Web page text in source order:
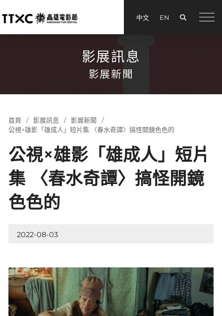
中文 EN
影展訊息
影展新聞
首頁 影展訊息
影展新聞
公視×雄影「雄成人」短片集 〈春水奇譚〉搞怪開鏡色色的
公視×雄影「雄成人」短片
集 〈春水奇譚〉搞怪開鏡
色色的
2022-08-03